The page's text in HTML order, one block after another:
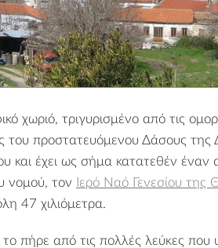
χωριό, τριγυρισμένο από τις
του προστατευόμενου Δάσους της
και έχει ως σήμα κατατεθέν έναν
νομού, τον
Ιερό Ναό Γενεσίου της
47 χιλιόμετρα.
πήρε από τις πολλές λεύκες που